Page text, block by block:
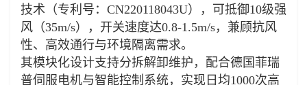
技术（专利号：CN220118043U），可抵御10级强
风（35m/s），开关速度达0.8-1.5m/s，兼顾抗风
性、高效通行与环境隔离需求。
其模块化设计支持分拆解卸维护，配合德国菲瑞
普伺服电机与智能控制系统，实现日均1000次高